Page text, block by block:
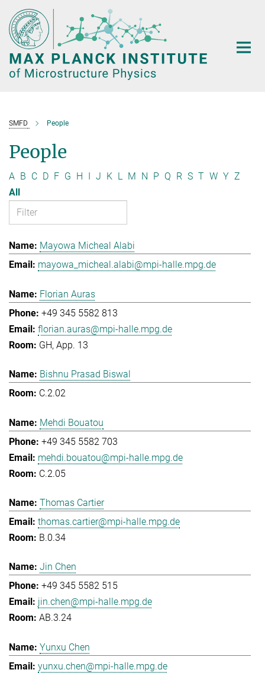
Main-
Content
SMFD People
People
A B C D F G H I J K L M N P Q R S T W Y Z
All
Mayowa Micheal Alabi
mayowa_micheal.alabi@mpi-halle.mpg.de
Florian Auras
+49 345 5582 813
florian.auras@mpi-halle.mpg.de
GH, App. 13
Bishnu Prasad Biswal
C.2.02
Mehdi Bouatou
+49 345 5582 703
mehdi.bouatou@mpi-halle.mpg.de
C.2.05
Thomas Cartier
thomas.cartier@mpi-halle.mpg.de
B.0.34
Jin Chen
+49 345 5582 515
jin.chen@mpi-halle.mpg.de
AB.3.24
Yunxu Chen
yunxu.chen@mpi-halle.mpg.de